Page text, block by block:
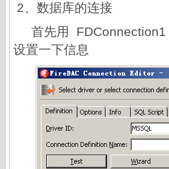
2、数据库的连接
首先用 FDConnection1
设置一下信息